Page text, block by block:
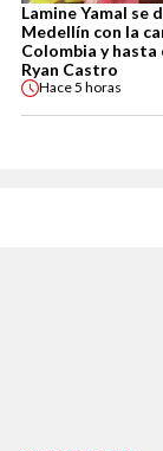
Lamine Yamal se
Medellín con la
Colombia y hasta
Ryan Castro
Hace5 horas